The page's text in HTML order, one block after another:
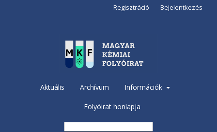
Aktuális Archívum Információk
Folyóirat honlapja
Regisztráció Bejelentkezés